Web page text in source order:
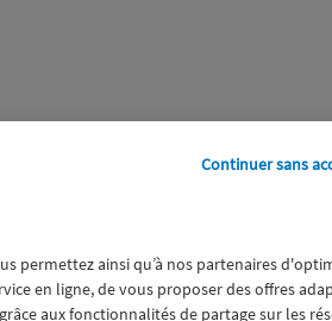
permettez ainsi qu’à nos partenaires
en ligne, de vous proposer des offres
aux fonctionnalités de partage sur les
Continuer sans